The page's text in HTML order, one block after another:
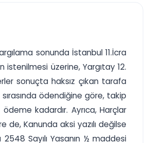
sonunda İstanbul 11.İcra
üzerine, Yargıtay 12.
sonuçta haksız çıkan tarafa
ödendiğine göre, takip
kadardır. Ayrıca, Harçlar
de, Kanunda aksi yazılı değilse
Sayılı Yasanın ½ maddesi